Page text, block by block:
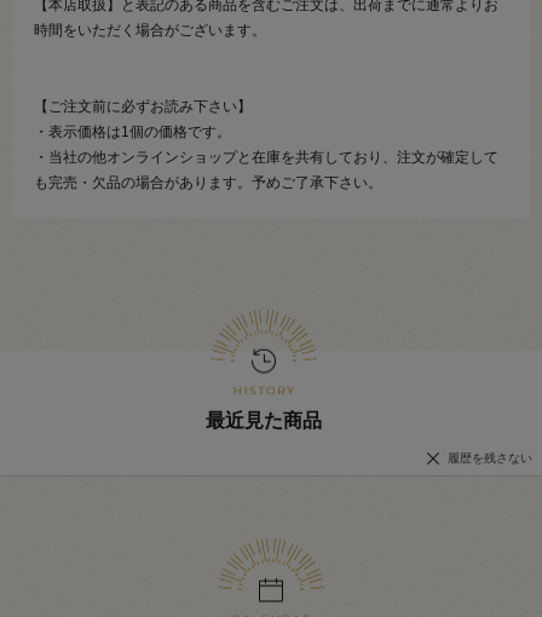
【本店取扱】と表記のある商品を含むご注文は、出荷までに通常よりお
時間をいただく場合がございます。
【ご注文前に必ずお読み下さい】
・表示価格は1個の価格です。
・当社の他オンラインショップと在庫を共有しており、注文が確定して
も完売・欠品の場合があります。予めご了承下さい。
最近見た商品
履歴を残さない